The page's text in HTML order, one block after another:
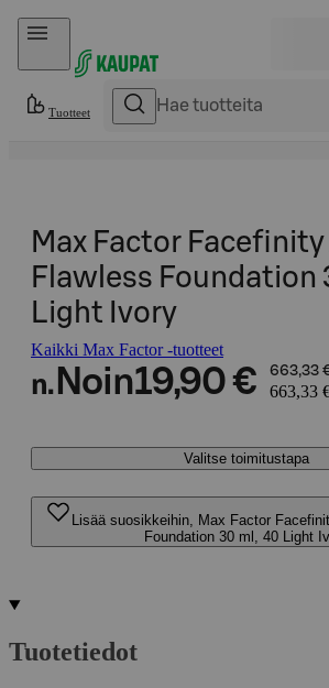
Hyppää sisältöön
Tuotteet
Max Factor Facefinity
Flawless Foundation
Light Ivory
Kaikki Max Factor -tuotteet
n. Noin19,90 € 663,33
663,33
Valitse toimitustapa
Lisää suosikkeihin, Max Factor
Foundation 30 ml, 40 Light
Tuotetiedot